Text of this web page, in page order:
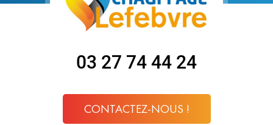
03 27 74 44 24
CONTACTEZ-NOUS !